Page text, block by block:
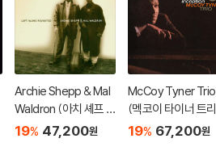
Archie Shepp & Mal
Waldron (아치 셰프 &
맬 왈드론) - Left Alo
19% 47,200원
McCoy Tyner Trio
(멕코이 타이너 트리
오) - Inception [LP]
19% 67,200원